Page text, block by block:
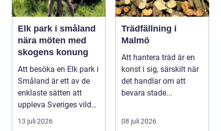
Elk park i småland
nära möten med
skogens konung
Att besöka en Elk park i
Småland är ett av de
enklaste sätten att
uppleva Sveriges vilda
hjärta på n...
13 juli 2026
Trädfällning i
Malmö
Att hantera träd är en
konst i sig, särskilt när
det handlar om att
bevara stade...
08 juli 2026